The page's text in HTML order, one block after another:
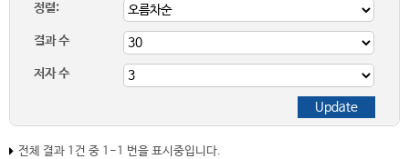
정렬:
결과 수
저자 수
전체 결과 1건 중 1-1 번을 표시중입니다.